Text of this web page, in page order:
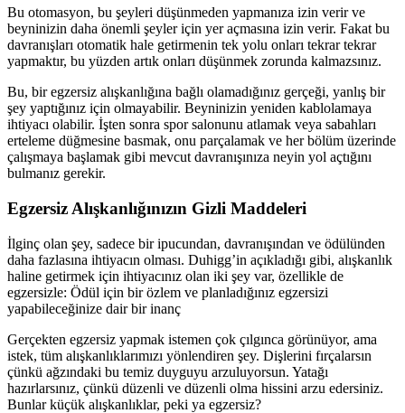
Bu otomasyon, bu şeyleri düşünmeden yapmanıza izin verir ve
beyninizin daha önemli şeyler için yer açmasına izin verir. Fakat bu
davranışları otomatik hale getirmenin tek yolu onları tekrar tekrar
yapmaktır, bu yüzden artık onları düşünmek zorunda kalmazsınız.
Bu, bir egzersiz alışkanlığına bağlı olamadığınız gerçeği, yanlış bir
şey yaptığınız için olmayabilir. Beyninizin yeniden kablolamaya
ihtiyacı olabilir. İşten sonra spor salonunu atlamak veya sabahları
erteleme düğmesine basmak, onu parçalamak ve her bölüm üzerinde
çalışmaya başlamak gibi mevcut davranışınıza neyin yol açtığını
bulmanız gerekir.
Egzersiz Alışkanlığınızın Gizli Maddeleri
İlginç olan şey, sadece bir ipucundan, davranışından ve ödülünden
daha fazlasına ihtiyacın olması. Duhigg’in açıkladığı gibi, alışkanlık
haline getirmek için ihtiyacınız olan iki şey var, özellikle de
egzersizle: Ödül için bir özlem ve planladığınız egzersizi
yapabileceğinize dair bir inanç
Gerçekten egzersiz yapmak istemen çok çılgınca görünüyor, ama
istek, tüm alışkanlıklarımızı yönlendiren şey. Dişlerini fırçalarsın
çünkü ağzındaki bu temiz duyguyu arzuluyorsun. Yatağı
hazırlarsınız, çünkü düzenli ve düzenli olma hissini arzu edersiniz.
Bunlar küçük alışkanlıklar, peki ya egzersiz?